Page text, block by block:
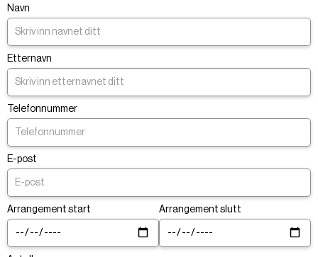
Navn
Etternavn
Telefonnummer
E-post
Arrangement start Arrangement slutt